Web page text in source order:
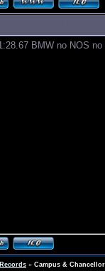
BMW no NOS no
» Campus &